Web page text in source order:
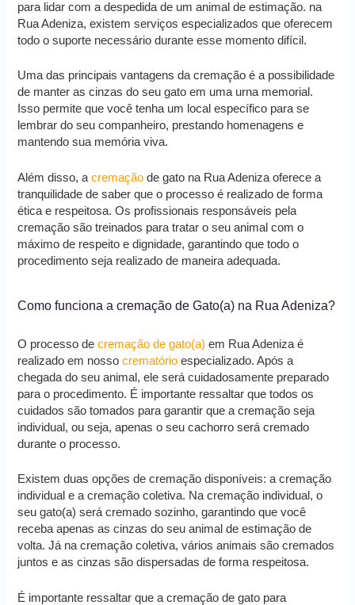
para lidar com a despedida de um animal de estimação. na
Rua Adeniza, existem serviços especializados que oferecem
todo o suporte necessário durante esse momento difícil.
Uma das principais vantagens da cremação é a possibilidade
de manter as cinzas do seu gato em uma urna memorial.
Isso permite que você tenha um local específico para se
lembrar do seu companheiro, prestando homenagens e
mantendo sua memória viva.
Além disso, acremação de gato na Rua Adeniza oferece a
tranquilidade de saber que o processo é realizado de forma
ética e respeitosa. Os profissionais responsáveis pela
cremação são treinados para tratar o seu animal com o
máximo de respeito e dignidade, garantindo que todo o
procedimento seja realizado de maneira adequada.
Como funciona a cremação de Gato(a) na Rua Adeniza?
O processo decremação de gato(a) em Rua Adeniza é
realizado em nossocrematório especializado. Após a
chegada do seu animal, ele será cuidadosamente preparado
para o procedimento. É importante ressaltar que todos os
cuidados são tomados para garantir que a cremação seja
individual, ou seja, apenas o seu cachorro será cremado
durante o processo.
Existem duas opções de cremação disponíveis: a cremação
individual e a cremação coletiva. Na cremação individual, o
seu gato(a) será cremado sozinho, garantindo que você
receba apenas as cinzas do seu animal de estimação de
volta. Já na cremação coletiva, vários animais são cremados
juntos e as cinzas são dispersadas de forma respeitosa.
É importante ressaltar que a cremação de gato para